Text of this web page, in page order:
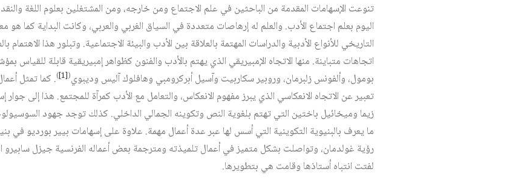
تنوعت الإسهامات المقدمة من الباحثين في علم الاجتماع ومن خارجه، ومن المشتغلين بعلوم اللغة
اليوم بعلم اجتماع الأدب. والعلم له إرهاصات متعددة في السياق الغربي والعربي، وكانت البداية كما هو
التاريخي للأنواع الأدبية والدراسات المهتمة بالعلاقة بين الأدب والبيئة الاجتماعية. وتبلور هذا الاهتمام
اتجاهات متباينة. منها الاتجاه الإمبيريقي الذي يهتم بالأدب والفنون كظواهر إمبيريقية قابلة للقياس
بومول، وألفونس زلبرمان، وروبير سكاربيت وآسيل أبركرومبي وهافلوك آليس وديبوي(
[1]
). كما تمثل
تعبير عن الاتجاه الانعكاسي الذي يبرز مفهوم الانعكاس، والتعامل مع الأدب كمرآة للمجتمع. هذا إلى
زيما وميخائيل باختين التي تهتم بلغوية النص وتكوينه الجمالي الداخلي. كذلك توجد جهود
ما يعرف بالبنيوية التكوينية التي أسس لها عبر عدة أعمال مهمة. علاوة على إسهامات بيير بورديو في
رؤية غولدمان، وتواصلت بشكل متميز في أعمال تلميذته ومترجمة بعض أعماله الفرنسية جيزل
لفتت انتباه أستاذها وقامت هي بتطويرها.